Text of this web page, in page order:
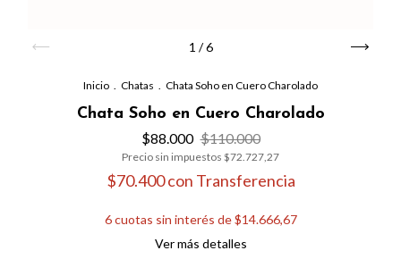
1 /6
Inicio Chatas Chata Soho en Cuero Charolado
Chata Soho en Cuero Charolado
$88.000 $110.000
Precio sin impuestos $72.727,27
$70.400con Transferencia
6 cuotas sin interés de$14.666,67
Ver más detalles